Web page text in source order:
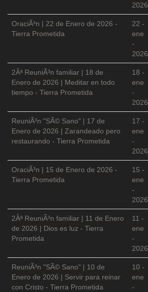
2026
OraciÃ³n | 22 de Enero de 2026 -
Tierra Prometida
22 -
ene
-
2026
2Âª ReuniÃ³n familiar | 18 de
Enero de 2026 | Meditar en todo
tiempo - Tierra Prometida
18 -
ene
-
2026
ReuniÃ³n "SÃ© Sano" | 17 de
Enero de 2026 | Zarandeado pero
restaurando - Tierra Prometida
17 -
ene
-
2026
OraciÃ³n | 15 de Enero de 2026 -
Tierra Prometida
15 -
ene
-
2026
2Âª ReuniÃ³n familiar | 11 de Enero
de 2026 | Dios es luz - Tierra
Prometida
11 -
ene
-
2026
ReuniÃ³n "SÃ© Sano" | 10 de
Enero de 2026 | Servir para reinar
con Cristo - Tierra Prometida
10 -
ene
-